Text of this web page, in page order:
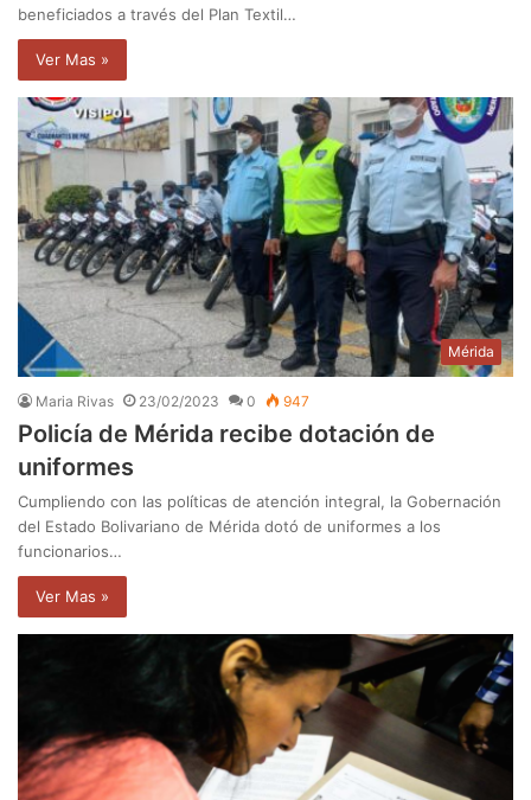
beneficiados a través del Plan Textil…
Ver Mas »
Mérida
Maria Rivas 23/02/2023 0 947
Policía de Mérida recibe dotación de
uniformes
Cumpliendo con las políticas de atención integral, la Gobernación
del Estado Bolivariano de Mérida dotó de uniformes a los
funcionarios…
Ver Mas »